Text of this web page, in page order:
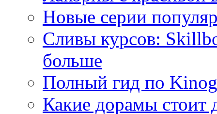
Новые серии
Сливы курсов:
больше
Полный гид по
Какие дорамы стоит